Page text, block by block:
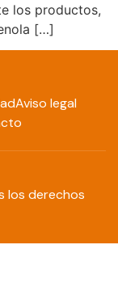
los productos,
[…]
Aviso legal
los derechos